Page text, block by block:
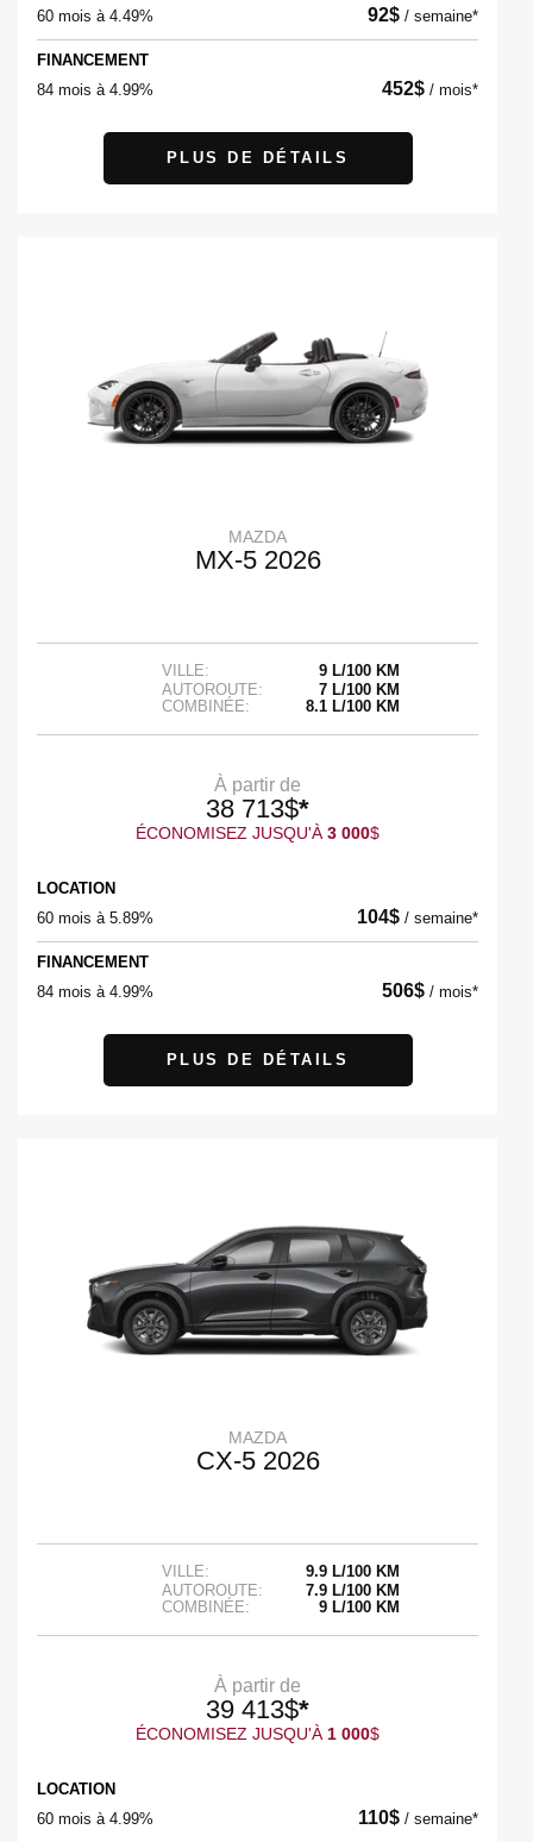
60 mois à 4.49% 92$ / semaine*
FINANCEMENT
84 mois à 4.99%
452$ / mois*
PLUS DE DÉTAILS
MAZDA
MX-5 2026
VILLE:
9 L/100 KM
AUTOROUTE:
7 L/100 KM
COMBINÉE:
8.1 L/100 KM
À partir de
38 713$*
ÉCONOMISEZ JUSQU'À 3 000$
LOCATION
60 mois à 5.89%
104$ / semaine*
FINANCEMENT
84 mois à 4.99%
506$ / mois*
PLUS DE DÉTAILS
MAZDA
CX-5 2026
VILLE:
9.9 L/100 KM
AUTOROUTE:
7.9 L/100 KM
COMBINÉE:
9 L/100 KM
À partir de
39 413$*
ÉCONOMISEZ JUSQU'À 1 000$
LOCATION
60 mois à 4.99%
110$ / semaine*